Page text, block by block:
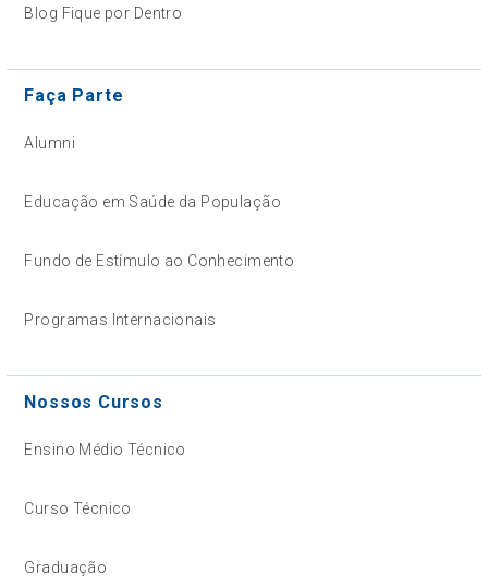
Blog Fique por Dentro
Faça Parte
Alumni
Educação em Saúde da População
Fundo de Estímulo ao Conhecimento
Programas Internacionais
Nossos Cursos
Ensino Médio Técnico
Curso Técnico
Graduação